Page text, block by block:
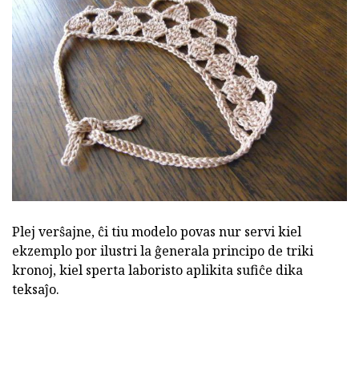
Plej verŝajne, ĉi tiu modelo povas nur servi kiel
ekzemplo por ilustri la ĝenerala principo de triki
kronoj, kiel sperta laboristo aplikita sufiĉe dika
teksaĵo.